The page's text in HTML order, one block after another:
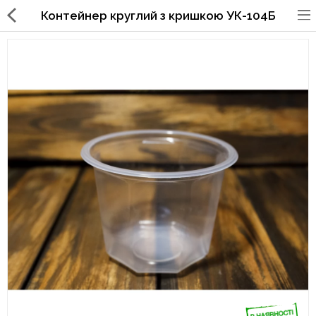
Контейнер круглий з кришкою УК-104Б
Упаковка для фаст фуда, піцерій,
ресторанів
Склянки, кришки, тримачі,
трубочки
Упаковка для суші
Паперові пакети та куточки
Картонні коробки
Коробки для кондитерських